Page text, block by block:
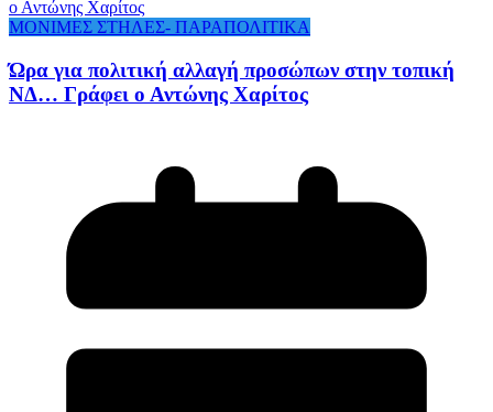
ΜΟΝΙΜΕΣ ΣΤΗΛΕΣ- ΠΑΡΑΠΟΛΙΤΙΚΑ
Ώρα για πολιτική αλλαγή προσώπων στην τοπική
ΝΔ… Γράφει ο Αντώνης Χαρίτος